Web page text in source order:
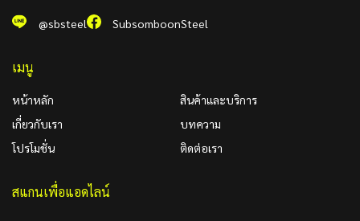
@sbsteel SubsomboonSteel
เมนู
หน้าหลัก
เกี่ยวกับเรา
โปรโมชั่น
สินค้าและบริการ
บทความ
ติดต่อเรา
สแกนเพื่อแอดไลน์